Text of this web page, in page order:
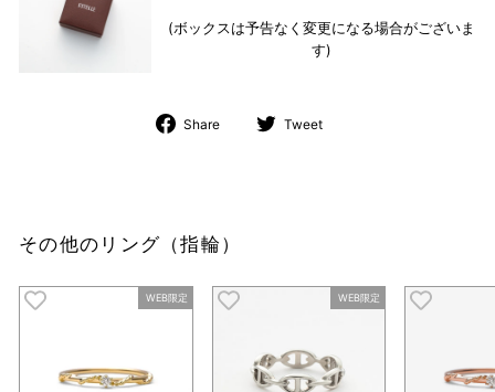
(ボックスは予告なく変更になる場合がございま
す)
Share
Share Tweet
その他のリング（指輪）
WEB限定 WEB限定